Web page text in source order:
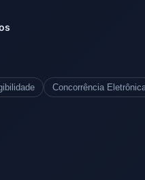
Concorrência